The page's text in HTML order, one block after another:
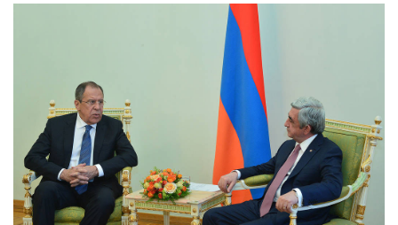
ստացվել, որ ՌԴ կառավարության նախագահ Դմիտրի
Մեդվեդևի այցը կայացել է և Ձեր այցն էլ կայանում է մեր
տարածաշրջանում լարված իրավիճակում: Եվ ոչ մեկի
համար գաղտնիք չէ, որ այդ իրավիճակը
պայմանավորված է Ադրբեջանի անպատասխանատու
գործողություններով: Սկսելով լայնամասշտաբ
ռազմական գործողություններ Լեռնային Ղարաբաղի
դեմ՝ Ադրբեջանը ևս մեկ անգամ ապացուցեց, որ
Ղարաբաղը Ադրբեջանի հետ ոչ մի ընդհանուր բան չի
կարող ունենալ: Կիրառելով ամբողջ զինանոցը՝
Ադրբեջանը, իհարկե, արժանի հակահարված ստացավ:
Բայց Ադրբեջանի այդ գործողությունները, իմ կարծիքով,
բանակցային գործընթացը մղեցին բավականին հեռու
մի կողմ: Մենք մշտապես այդ գործընթացում
կառուցողական ենք եղել, մշտապես վստահ ենք եղել,
որ Մինսկի խմբի համանախագահները, վերջիվերջո,
կներկայացնեն հարցի լուծման իրենց մոտեցումը,
հասցեական կասեն այն կողմի անունը, որը